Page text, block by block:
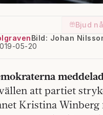
Bjud
05-20
Bild: Johan
att partiet
Kristina Winberg